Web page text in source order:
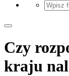
Czy
kraju